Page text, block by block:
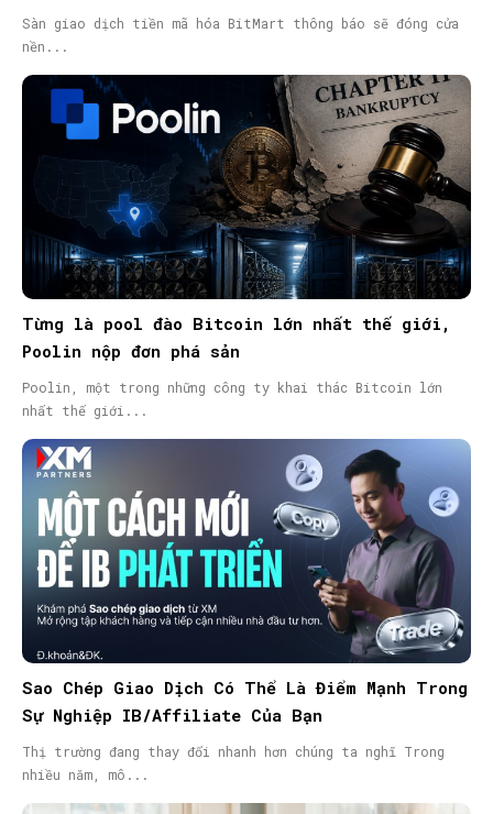
Sàn giao dịch tiền mã hóa BitMart thông báo sẽ đóng cửa
nền...
Từng là pool đào Bitcoin lớn nhất thế giới,
Poolin nộp đơn phá sản
Poolin, một trong những công ty khai thác Bitcoin lớn
nhất thế giới...
Sao Chép Giao Dịch Có Thể Là Điểm Mạnh Trong
Sự Nghiệp IB/Affiliate Của Bạn
Thị trường đang thay đổi nhanh hơn chúng ta nghĩ Trong
nhiều năm, mô...